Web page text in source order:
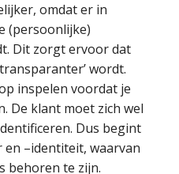
omdat er in
(persoonlijke)
Dit zorgt ervoor dat
wordt.
inspelen voordat je
De klant moet zich wel
Dus begint
–identiteit, waarvan
behoren te zijn.